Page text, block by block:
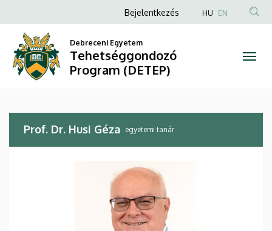
Dr.
Husi
Géza
Tehetséggondozó
a
tartalomra
Anonim
fiók
menüje
Bejelentkezés HU EN
Debreceni Egyetem
Tehetséggondozó
Program (DETEP)
Prof. Dr. Husi Géza egyetemi tanár